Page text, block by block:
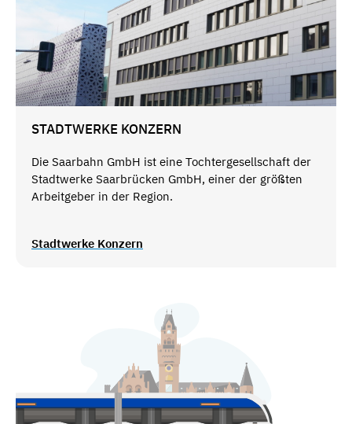
STADTWERKE KONZERN
Die Saarbahn GmbH ist eine Tochtergesellschaft der
Stadtwerke Saarbrücken GmbH, einer der größten
Arbeitgeber in der Region.
Stadtwerke Konzern